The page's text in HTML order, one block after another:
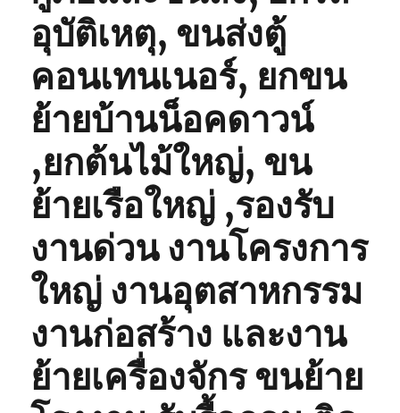
อุบัติเหตุ, ขนส่งตู้
คอนเทนเนอร์, ยกขน
ย้ายบ้านน็อคดาวน์
,ยกต้นไม้ใหญ่, ขน
ย้ายเรือใหญ่ ,รองรับ
งานด่วน งานโครงการ
ใหญ่ งานอุตสาหกรรม
งานก่อสร้าง และงาน
ย้ายเครื่องจักร ขนย้าย